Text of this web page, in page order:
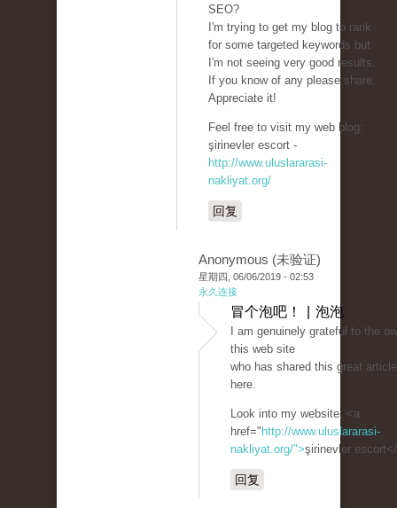
SEO?
I'm trying to get my blog to rank
for some targeted keywords but
I'm not seeing very good results.
If you know of any please share.
Appreciate it!
Feel free to visit my web blog:
şirinevler escort -
http://www.uluslararasi-
nakliyat.org/
回复
Anonymous (未验证)
星期四, 06/06/2019 - 02:53
永久连接
冒个泡吧！ | 泡泡
I am genuinely grateful to the
this web site
who has shared this great
here.
Look into my website; <a
href=" http://www.uluslararasi-
nakliyat.org/">şirinevler
回复